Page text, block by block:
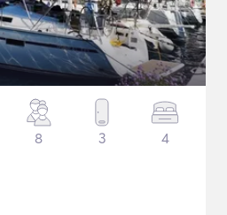
8 3 4